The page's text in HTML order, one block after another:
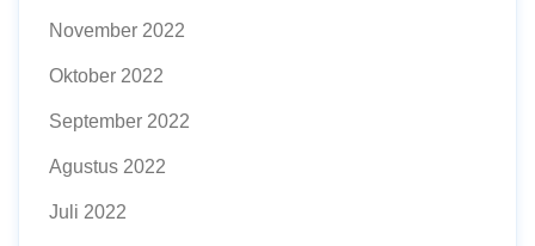
November 2022
Oktober 2022
September 2022
Agustus 2022
Juli 2022